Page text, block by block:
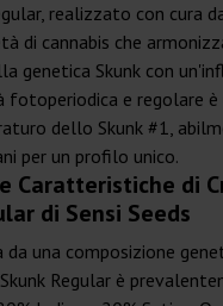
realizzato con cura
di cannabis che
genetica Skunk con
fotoperiodica e regolare
dello Skunk #1,
per un profilo unico.
Caratteristiche di
di Sensi Seeds
una composizione
Regular è